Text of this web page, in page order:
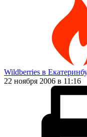
Wildberries в
22 ноября 2006 в 11:16